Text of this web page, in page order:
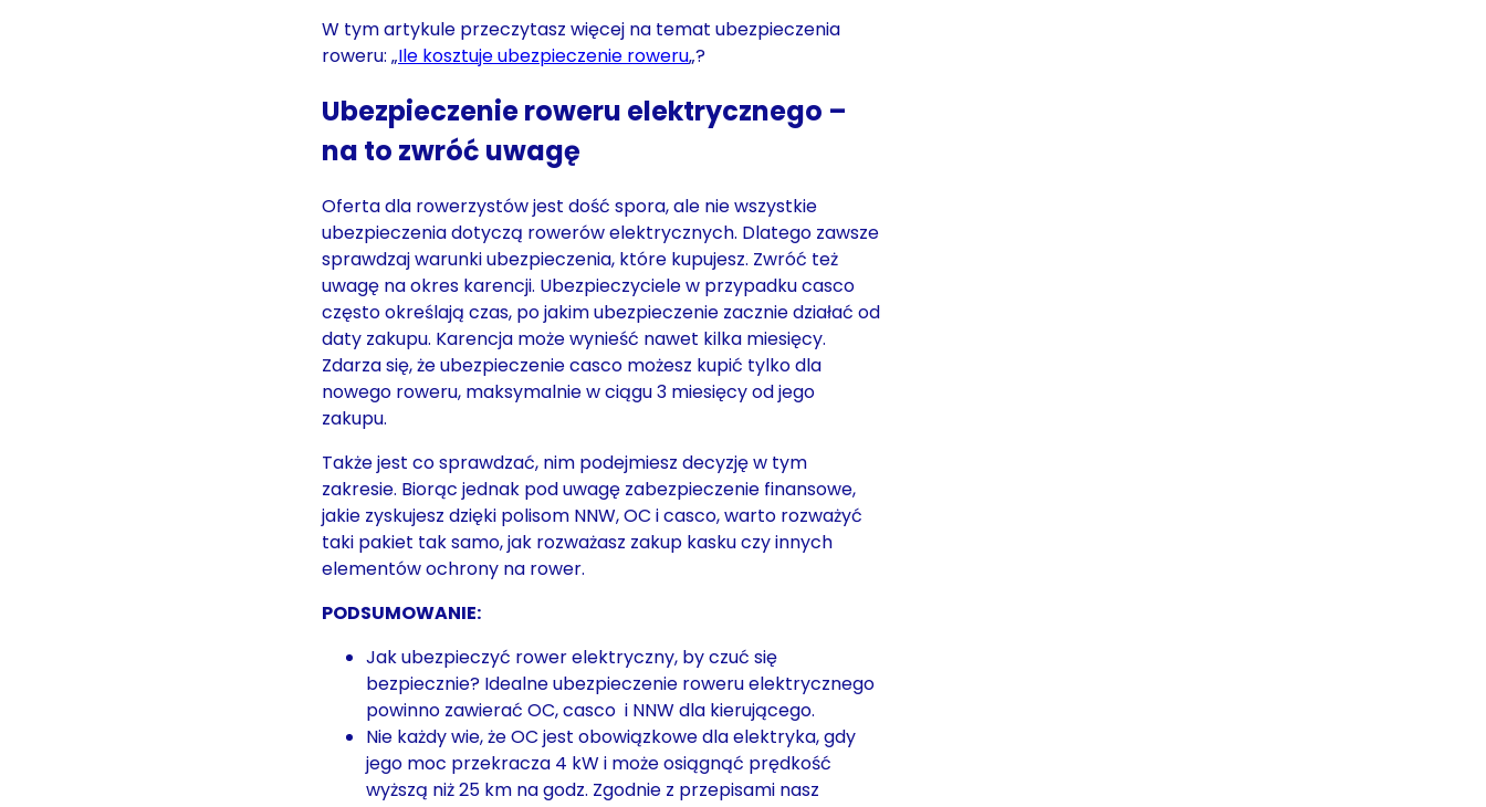
W tym artykule przeczytasz więcej na temat ubezpieczenia
roweru: „Ile kosztuje ubezpieczenie roweru„?
Ubezpieczenie roweru elektrycznego –
na to zwróć uwagę
Oferta dla rowerzystów jest dość spora, ale nie wszystkie
ubezpieczenia dotyczą rowerów elektrycznych. Dlatego zawsze
sprawdzaj warunki ubezpieczenia, które kupujesz. Zwróć też
uwagę na okres karencji. Ubezpieczyciele w przypadku casco
często określają czas, po jakim ubezpieczenie zacznie działać od
daty zakupu. Karencja może wynieść nawet kilka miesięcy.
Zdarza się, że ubezpieczenie casco możesz kupić tylko dla
nowego roweru, maksymalnie w ciągu 3 miesięcy od jego
zakupu.
Także jest co sprawdzać, nim podejmiesz decyzję w tym
zakresie. Biorąc jednak pod uwagę zabezpieczenie finansowe,
jakie zyskujesz dzięki polisom NNW, OC i casco, warto rozważyć
taki pakiet tak samo, jak rozważasz zakup kasku czy innych
elementów ochrony na rower.
PODSUMOWANIE:
Jak ubezpieczyć rower elektryczny, by czuć się
bezpiecznie? Idealne ubezpieczenie roweru elektrycznego
powinno zawierać OC, casco i NNW dla kierującego.
Nie każdy wie, że OC jest obowiązkowe dla elektryka, gdy
jego moc przekracza 4 kW i może osiągnąć prędkość
wyższą niż 25 km na godz. Zgodnie z przepisami nasz